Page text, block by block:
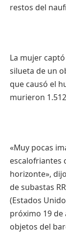
restos del
La mujer
silueta de un
que causó el
murieron
«Muy pocas
escalofriantes
horizonte»,
de subastas
(Estados
próximo 19
objetos del